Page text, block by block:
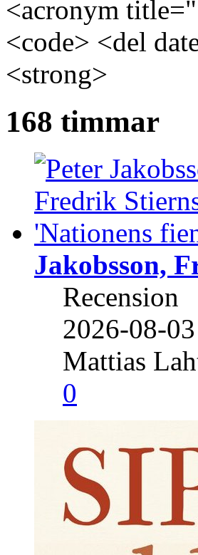
<acronym
<code> <del
<strong>
168 timmar
Jakobsson,
Recension
2026-08-03
Mattias
0